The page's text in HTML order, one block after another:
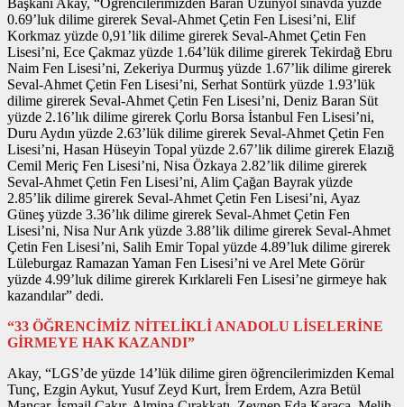
Başkanı Akay, “Öğrencilerimizden Baran Uzunyol sınavda yüzde
0.69’luk dilime girerek Seval-Ahmet Çetin Fen Lisesi’ni, Elif
Korkmaz yüzde 0,91’lik dilime girerek Seval-Ahmet Çetin Fen
Lisesi’ni, Ece Çakmaz yüzde 1.64’lük dilime girerek Tekirdağ Ebru
Naim Fen Lisesi’ni, Zekeriya Durmuş yüzde 1.67’lik dilime girerek
Seval-Ahmet Çetin Fen Lisesi’ni, Serhat Sontürk yüzde 1.93’lük
dilime girerek Seval-Ahmet Çetin Fen Lisesi’ni, Deniz Baran Süt
yüzde 2.16’lık dilime girerek Çorlu Borsa İstanbul Fen Lisesi’ni,
Duru Aydın yüzde 2.63’lük dilime girerek Seval-Ahmet Çetin Fen
Lisesi’ni, Hasan Hüseyin Topal yüzde 2.67’lik dilime girerek Elazığ
Cemil Meriç Fen Lisesi’ni, Nisa Özkaya 2.82’lik dilime girerek
Seval-Ahmet Çetin Fen Lisesi’ni, Alim Çağan Bayrak yüzde
2.85’lik dilime girerek Seval-Ahmet Çetin Fen Lisesi’ni, Ayaz
Güneş yüzde 3.36’lık dilime girerek Seval-Ahmet Çetin Fen
Lisesi’ni, Nisa Nur Arık yüzde 3.88’lik dilime girerek Seval-Ahmet
Çetin Fen Lisesi’ni, Salih Emir Topal yüzde 4.89’luk dilime girerek
Lüleburgaz Ramazan Yaman Fen Lisesi’ni ve Arel Mete Görür
yüzde 4.99’luk dilime girerek Kırklareli Fen Lisesi’ne girmeye hak
kazandılar” dedi.
“33 ÖĞRENCİMİZ NİTELİKLİ ANADOLU LİSELERİNE
GİRMEYE HAK KAZANDI”
Akay, “LGS’de yüzde 14’lük dilime giren öğrencilerimizden Kemal
Tunç, Ezgin Aykut, Yusuf Zeyd Kurt, İrem Erdem, Azra Betül